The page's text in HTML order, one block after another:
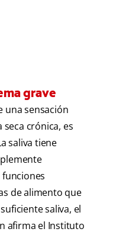
grave
una sensación
seca crónica, es
saliva tiene
de alimento que
saliva, el
afirma el Instituto